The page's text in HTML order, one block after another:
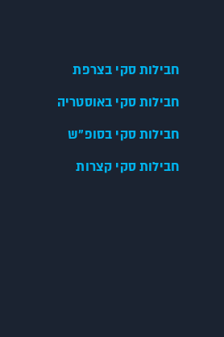
חבילות סקי בצרפת
חבילות סקי באוסטריה
חבילות סקי בסופ"ש
חבילות סקי קצרות